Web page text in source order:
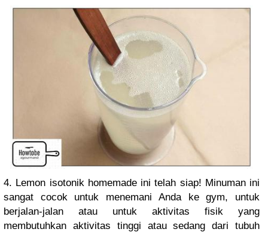
4. Lemon isotonik homemade ini telah siap! Minuman ini
sangat cocok untuk menemani Anda ke gym, untuk
berjalan-jalan atau untuk aktivitas fisik yang
membutuhkan aktivitas tinggi atau sedang dari tubuh